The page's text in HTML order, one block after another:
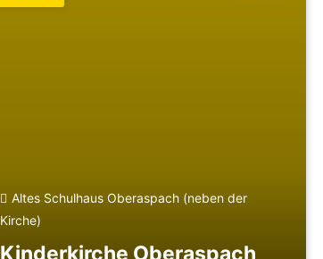
Altes Schulhaus Oberaspach (neben der
Kirche)
Kinderkirche Oberaspach